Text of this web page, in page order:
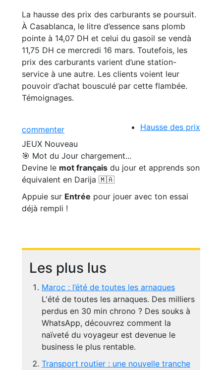
La hausse des prix des carburants se poursuit.
À Casablanca, le litre d’essence sans plomb
pointe à 14,07 DH et celui du gasoil se vendà
11,75 DH ce mercredi 16 mars. Toutefois, les
prix des carburants varient d’une station-
service à une autre. Les clients voient leur
pouvoir d’achat bousculé par cette flambée.
Témoignages.
commenter
Hausse des prix
JEUX Nouveau
🎯 Mot du Jour chargement...
Devine le mot français du jour et apprends son
équivalent en Darija 🇲🇦
Appuie sur Entrée pour jouer avec ton essai
déjà rempli !
Les plus lus
Maroc : l’été de toutes les arnaques
L'été de toutes les arnaques. Des milliers
perdus en 30 min chrono ? Des souks à
WhatsApp, découvrez comment la
naïveté du voyageur est devenue le
business le plus rentable.
Transport routier : une nouvelle tranche